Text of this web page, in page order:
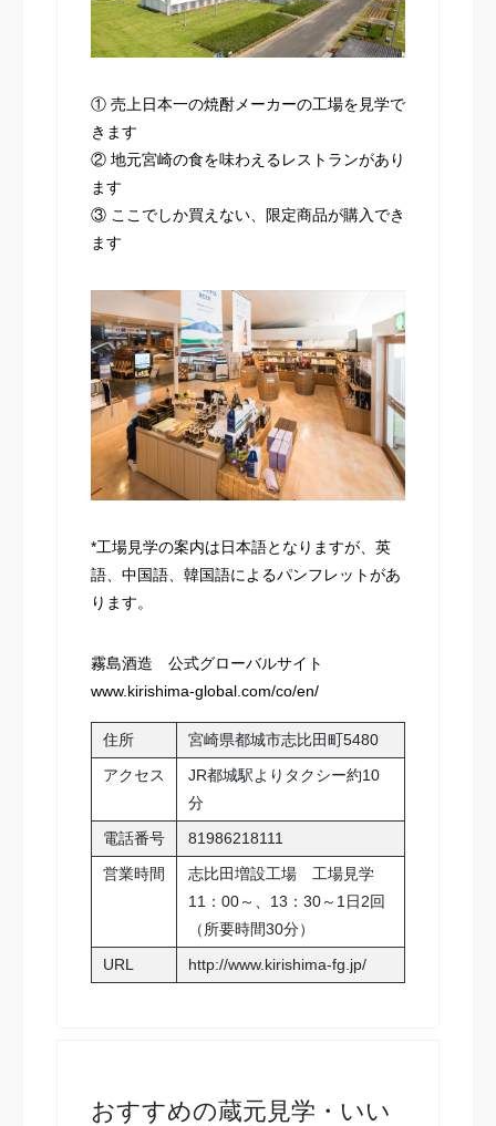
① 売上日本一の焼酎メーカーの工場を見学で
きます
② 地元宮崎の食を味わえるレストランがあり
ます
③ ここでしか買えない、限定商品が購入でき
ます
*工場見学の案内は日本語となりますが、英
語、中国語、韓国語によるパンフレットがあ
ります。
霧島酒造 公式グローバルサイト
www.kirishima-global.com/co/en/
住所
宮崎県都城市志比田町5480
アクセス
JR都城駅よりタクシー約10
分
電話番号
81986218111
営業時間
志比田増設工場 工場見学
11：00～、13：30～1日2回
（所要時間30分）
URL
http://www.kirishima-fg.jp/
おすすめの蔵元見学・いい